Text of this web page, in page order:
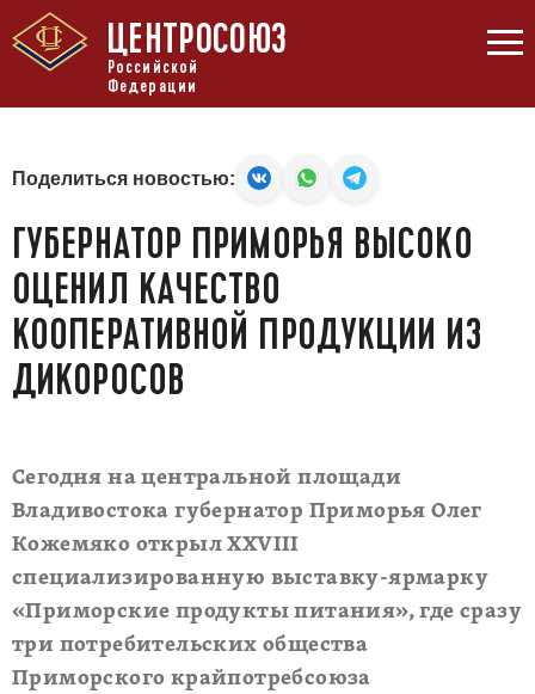
ЦЕНТРОСОЮЗ
Российской
Федерации
Поделиться новостью:
ГУБЕРНАТОР ПРИМОРЬЯ ВЫСОКО
ОЦЕНИЛ КАЧЕСТВО
КООПЕРАТИВНОЙ ПРОДУКЦИИ ИЗ
ДИКОРОСОВ
Сегодня на центральной площади
Владивостока губернатор Приморья Олег
Кожемяко открыл XXVIII
специализированную выставку-ярмарку
«Приморские продукты питания», где сразу
три потребительских общества
Приморского крайпотребсоюза